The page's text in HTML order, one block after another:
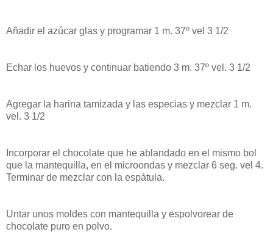
Añadir el azúcar glas y programar 1 m. 37º vel 3 1/2
Echar los huevos y continuar batiendo 3 m. 37º vel. 3 1/2
Agregar la harina tamizada y las especias y mezclar 1 m.
vel. 3 1/2
Incorporar el chocolate que he ablandado en el mismo bol
que la mantequilla, en el microondas y mezclar 6 seg. vel 4.
Terminar de mezclar con la espátula.
Untar unos moldes con mantequilla y espolvorear de
chocolate puro en polvo.